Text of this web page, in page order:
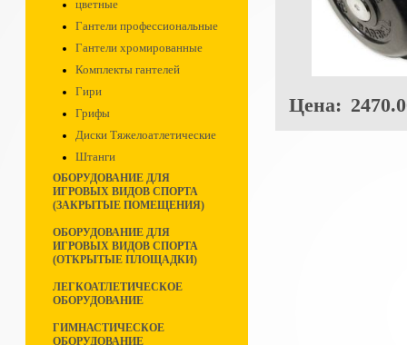
цветные
Гантели профессиональные
Гантели хромированные
Комплекты гантелей
Гири
Грифы
Диски Тяжелоатлетические
Штанги
ОБОРУДОВАНИЕ ДЛЯ
ИГРОВЫХ ВИДОВ СПОРТА
(ЗАКРЫТЫЕ ПОМЕЩЕНИЯ)
ОБОРУДОВАНИЕ ДЛЯ
ИГРОВЫХ ВИДОВ СПОРТА
(ОТКРЫТЫЕ ПЛОЩАДКИ)
ЛЕГКОАТЛЕТИЧЕСКОЕ
ОБОРУДОВАНИЕ
ГИМНАСТИЧЕСКОЕ
ОБОРУДОВАНИЕ
Цена: